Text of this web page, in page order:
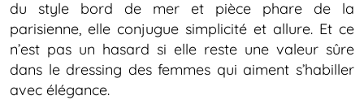
du style bord de mer et pièce phare de la
parisienne, elle conjugue simplicité et allure. Et ce
n’est pas un hasard si elle reste une valeur sûre
dans le dressing des femmes qui aiment s’habiller
avec élégance.